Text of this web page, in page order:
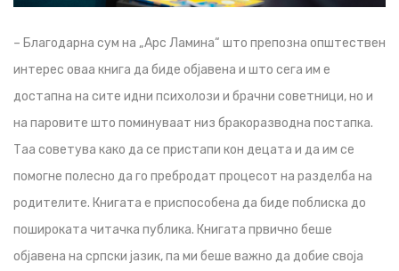
– Благодарна сум на „Арс Ламина“ што препозна општествен
интерес оваа книга да биде објавена и што сега им е
достапна на сите идни психолози и брачни советници, но и
на паровите што поминуваат низ бракоразводна постапка.
Таа советува како да се пристапи кон децата и да им се
помогне полесно да го пребродат процесот на разделба на
родителите. Книгата е приспособена да биде поблиска до
пошироката читачка публика. Книгата првично беше
објавена на српски јазик, па ми беше важно да добие своја